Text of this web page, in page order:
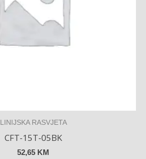
LINIJSKA RASVJETA
CFT-15T-05BK
52,65 KM